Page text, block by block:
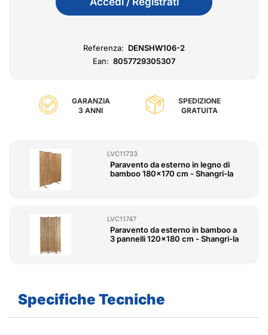
Referenza: DENSHW106-2
Ean: 8057729305307
GARANZIA
3 ANNI
SPEDIZIONE
GRATUITA
LVC11733
Paravento da esterno in legno di
bamboo 180x170 cm - Shangri-la
LVC11747
Paravento da esterno in bamboo a
3 pannelli 120x180 cm - Shangri-la
Specifiche Tecniche